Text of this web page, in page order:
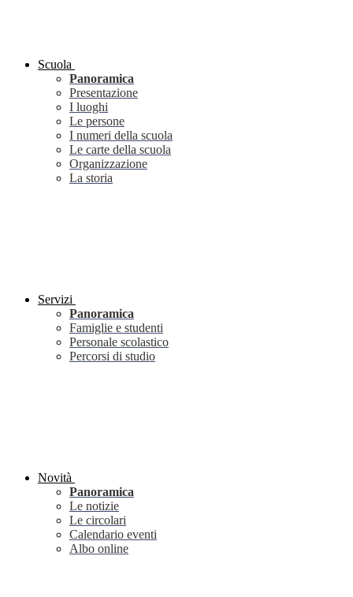
Scuola
Panoramica
Presentazione
I luoghi
Le persone
I numeri della scuola
Le carte della scuola
Organizzazione
La storia
Servizi
Panoramica
Famiglie e studenti
Personale scolastico
Percorsi di studio
Novità
Panoramica
Le notizie
Le circolari
Calendario eventi
Albo online